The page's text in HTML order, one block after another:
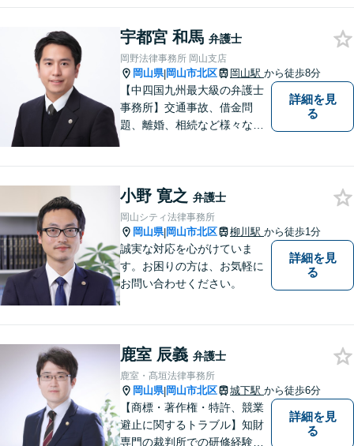
宇都宮 和馬 弁護士
岡野法律事務所 岡山支店
岡山県|岡山市北区 岡山駅 から徒歩8分
【中四国九州最大級の弁護士
事務所】交通事故、借金問
題、離婚、相続など様々な問
い！
詳細を見
る
小野 寛之 弁護士
岡山シティ法律事務所
岡山県|岡山市北区 柳川駅 から徒歩1分
誠実な対応を心がけていま
す。お困りの方は、お気軽に
お問い合わせください。
詳細を見
る
鹿室 辰義 弁護士
鹿室・髙垣法律事務所
岡山県|岡山市北区 城下駅 から徒歩6分
【商標・著作権・特許、競業
避止に関するトラブル】知財
専門の裁判所での研修経験、
詳細を見
る